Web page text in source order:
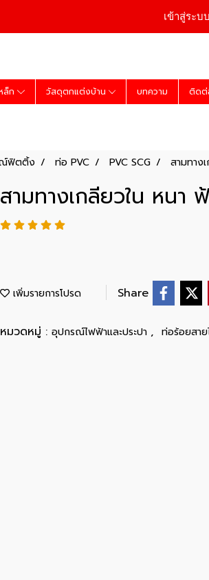
เข้าสู่ระบ
ล็ก วัสดุตกแต่งบ้าน บทความ ติด
ณ์ฟิตติ้ง ท่อ PVC PVC SCG สามทาง
สามทางเกลียวใน หนา
เพิ่มรายการโปรด Share
หมวดหมู่ : อุปกรณ์ไฟฟ้าและประปา , ท่อร้อยส